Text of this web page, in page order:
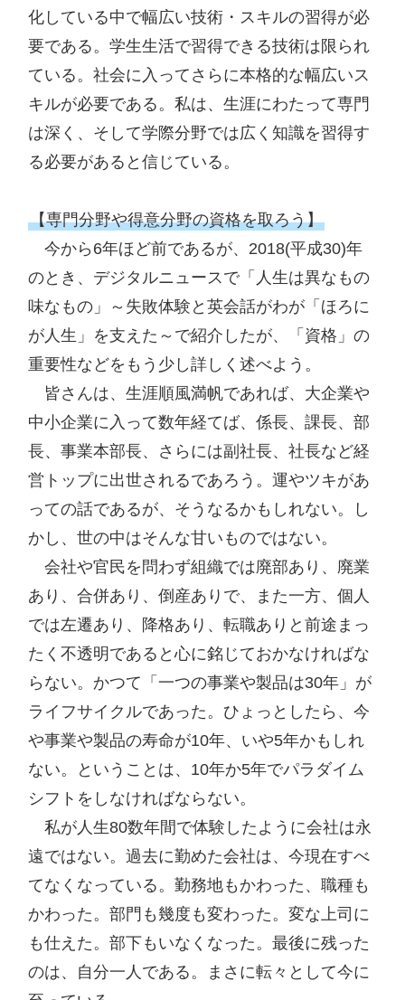
化している中で幅広い技術・スキルの習得が必
要である。学生生活で習得できる技術は限られ
ている。社会に入ってさらに本格的な幅広いス
キルが必要である。私は、生涯にわたって専門
は深く、そして学際分野では広く知識を習得す
る必要があると信じている。
【専門分野や得意分野の資格を取ろう】
今から6年ほど前であるが、2018(平成30)年
のとき、デジタルニュースで「人生は異なもの
味なもの」～失敗体験と英会話がわが「ほろに
が人生」を支えた～で紹介したが、「資格」の
重要性などをもう少し詳しく述べよう。
皆さんは、生涯順風満帆であれば、大企業や
中小企業に入って数年経てば、係長、課長、部
長、事業本部長、さらには副社長、社長など経
営トップに出世されるであろう。運やツキがあ
っての話であるが、そうなるかもしれない。し
かし、世の中はそんな甘いものではない。
会社や官民を問わず組織では廃部あり、廃業
あり、合併あり、倒産ありで、また一方、個人
では左遷あり、降格あり、転職ありと前途まっ
たく不透明であると心に銘じておかなければな
らない。かつて「一つの事業や製品は30年」が
ライフサイクルであった。ひょっとしたら、今
や事業や製品の寿命が10年、いや5年かもしれ
ない。ということは、10年か5年でパラダイム
シフトをしなければならない。
私が人生80数年間で体験したように会社は永
遠ではない。過去に勤めた会社は、今現在すべ
てなくなっている。勤務地もかわった、職種も
かわった。部門も幾度も変わった。変な上司に
も仕えた。部下もいなくなった。最後に残った
のは、自分一人である。まさに転々として今に